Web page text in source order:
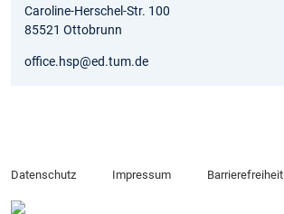
Caroline-Herschel-Str. 100
85521 Ottobrunn
office.hsp@ed.tum.de
Datenschutz Impressum Barrierefreiheit